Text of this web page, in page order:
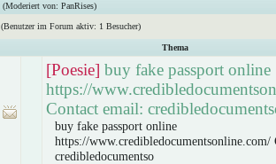
(Moderiert von: PanRises)
(Benutzer im Forum aktiv: 1 Besucher)
Thema
[Poesie] buy fake passport online
https://
Contact email:
buy fake passport online
https://www.credibledocumentsonline.com/
credibledocumentso